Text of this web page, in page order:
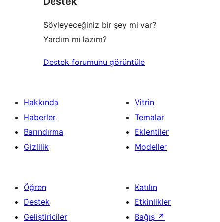
Söyleyeceğiniz bir şey mi var?
Yardım mı lazım?
Destek forumunu görüntüle
Hakkında
Haberler
Barındırma
Gizlilik
Vitrin
Temalar
Eklentiler
Modeller
Öğren
Destek
Geliştiriciler
Katılın
Etkinlikler
Bağış ↗